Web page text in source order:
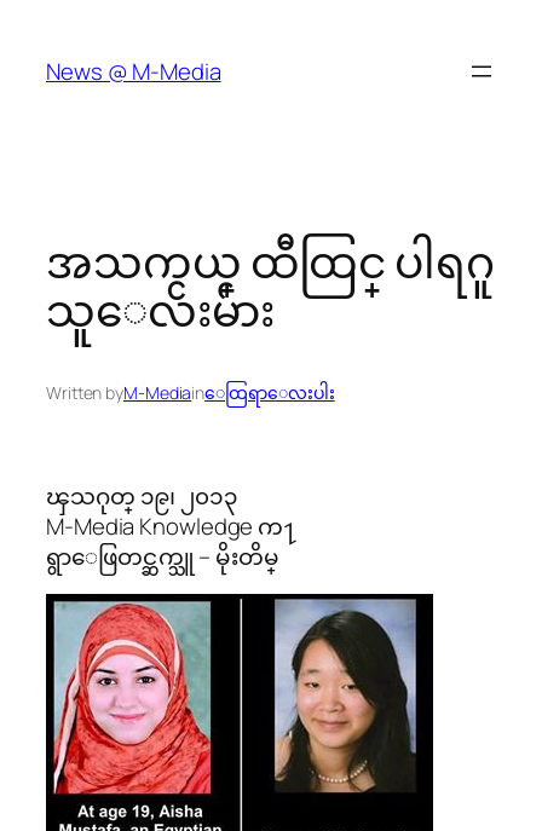
content
News @ M-Media
အသက္ငယ္ ထီထြင္ ပါရဂူ
သူေလးမ်ား
Written byM-Mediainေထြရာေလးပါး
ၾသဂုတ္ ၁၉၊ ၂၀၁၃
M-Media Knowledge က႑
ရွာေဖြတင္ဆက္သူ – မိုးတိမ္